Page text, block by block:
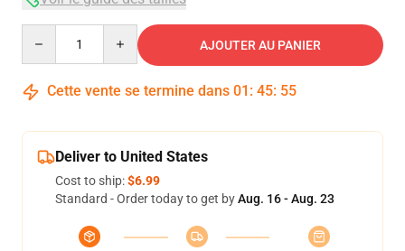
AJOUTER AU PANIER
Cette vente se termine dans 01 : 45: 54
Deliver to United States
Cost to ship:$6.99
Standard - Order today to get byAug. 16 - Aug. 23